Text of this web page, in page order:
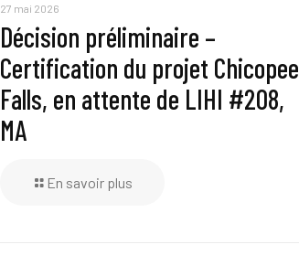
27 mai 2026
Décision préliminaire –
Certification du projet Chicopee
Falls, en attente de LIHI #208,
MA
En savoir plus